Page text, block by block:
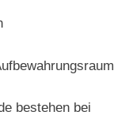
bestehen bei